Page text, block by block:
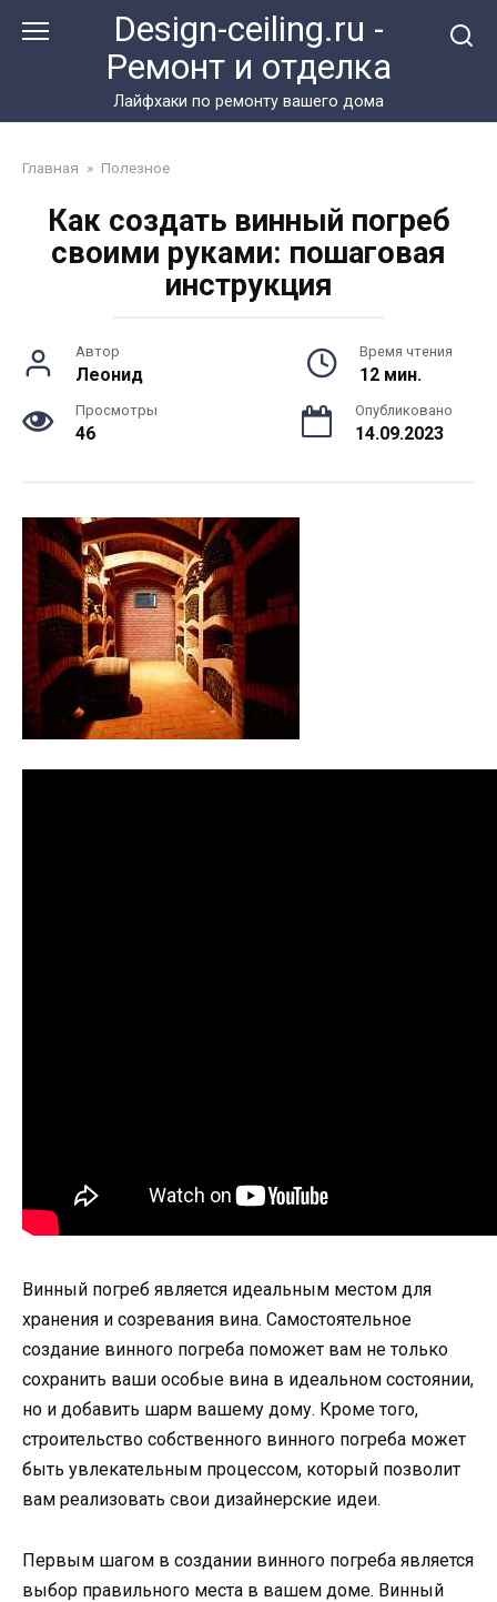
Design-ceiling.ru -
Ремонт и отделка
Лайфхаки по ремонту вашего дома
Главная » Полезное
Как создать винный погреб
своими руками: пошаговая
инструкция
Автор
Леонид
Время чтения
12 мин.
Просмотры
46
Опубликовано
14.09.2023
Винный погреб является идеальным местом для
хранения и созревания вина. Самостоятельное
создание винного погреба поможет вам не только
сохранить ваши особые вина в идеальном состоянии,
но и добавить шарм вашему дому. Кроме того,
строительство собственного винного погреба может
быть увлекательным процессом, который позволит
вам реализовать свои дизайнерские идеи.
Первым шагом в создании винного погреба является
выбор правильного места в вашем доме. Винный